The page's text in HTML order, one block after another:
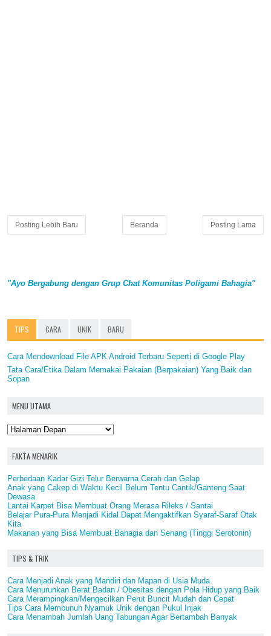
Posting Lebih Baru Posting Lama
Beranda
"Ayo Bergabung dengan Grup Chat Komunitas Poligami Bahagia"
TIPS CARA UNIK BARU
Cara Mendownload File APK Android Terbaru Seperti di Google Play
Tata Cara/Etika Dalam Memakai Pakaian (Berpakaian) Yang Baik dan
Sopan
MENU UTAMA
FAKTA MENARIK
Perbedaan Kadar Gizi Telur Berwarna Cerah dan Gelap
Anak yang Cakep di Waktu Kecil Belum Tentu Cantik/Ganteng Saat
Dewasa
Lantai Karpet Bisa Membuat Orang Merasa Rileks / Santai
Belajar Pura-Pura Menjadi Kidal Dapat Mengaktifkan Syaraf-Saraf Otak
Kita
Makanan yang Bisa Membuat Bahagia dan Senang (Tinggi Serotonin)
TIPS & TRIK
Cara Menjadi Anak yang Mandiri dan Mapan di Usia Muda
Cara Menurunkan Berat Badan / Obesitas dengan Pola Hidup yang Baik
Cara Merampingkan/Mengecilkan Perut Buncit Mudah dan Cepat
Tips Cara Membunuh Nyamuk Unik dengan Pukul Injak
Cara Menambah Jumlah Uang Tabungan Agar Bertambah Banyak